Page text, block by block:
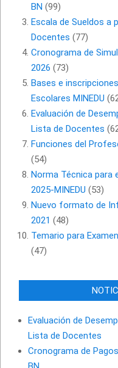
BN (99)
Escala de Sueldos a
Docentes (77)
Cronograma de
2026 (73)
Bases e
Escolares MINEDU
Evaluación de
Lista de Docentes
Funciones del
(54)
Norma Técnica para
2025-MINEDU (53)
Nuevo formato de
2021 (48)
Temario para
(47)
Evaluación de
Lista de Docentes
Cronograma de